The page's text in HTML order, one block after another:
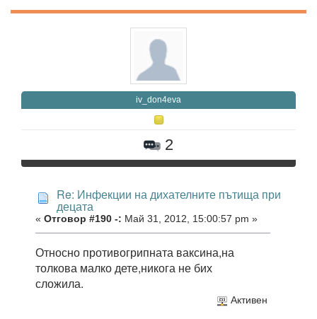
iv_don4eva
2
Re: Инфекции на дихателните пътища при
децата
« Отговор #190 -: Май 31, 2012, 15:00:57 pm »
Относно противогрипната ваксина,на
толкова малко дете,никога не бих
сложила.
Активен